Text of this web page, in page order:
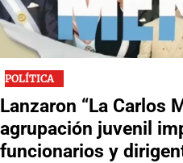
POLÍTICA
Lanzaron “La Carlos
agrupación juvenil
funcionarios y